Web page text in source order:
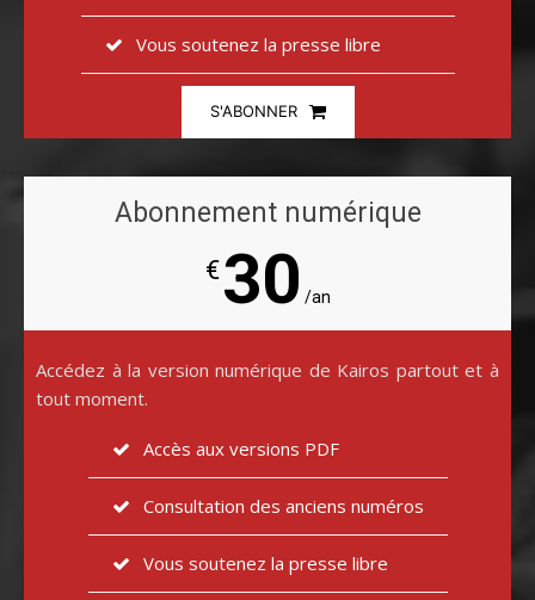
Vous soutenez la presse libre
S'ABONNER
Abonnement numérique
€30 /an
Accédez à la version numérique de Kairos partout et à
tout moment.
Accès aux versions PDF
Consultation des anciens numéros
Vous soutenez la presse libre